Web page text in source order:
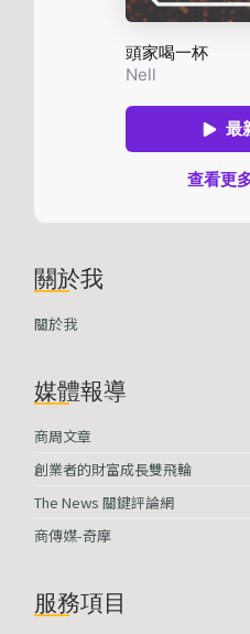
關於我
關於我
媒體報導
商周文章
創業者的財富成長雙飛輪
The News 關鍵評論網
商傳媒-奇摩
服務項目